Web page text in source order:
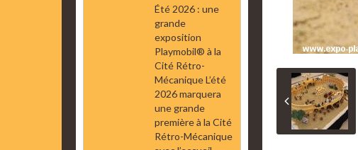
Été 2026 : une
grande
exposition
Playmobil® à la
Cité Rétro-
Mécanique L’été
2026 marquera
une grande
première à la Cité
Rétro-Mécanique